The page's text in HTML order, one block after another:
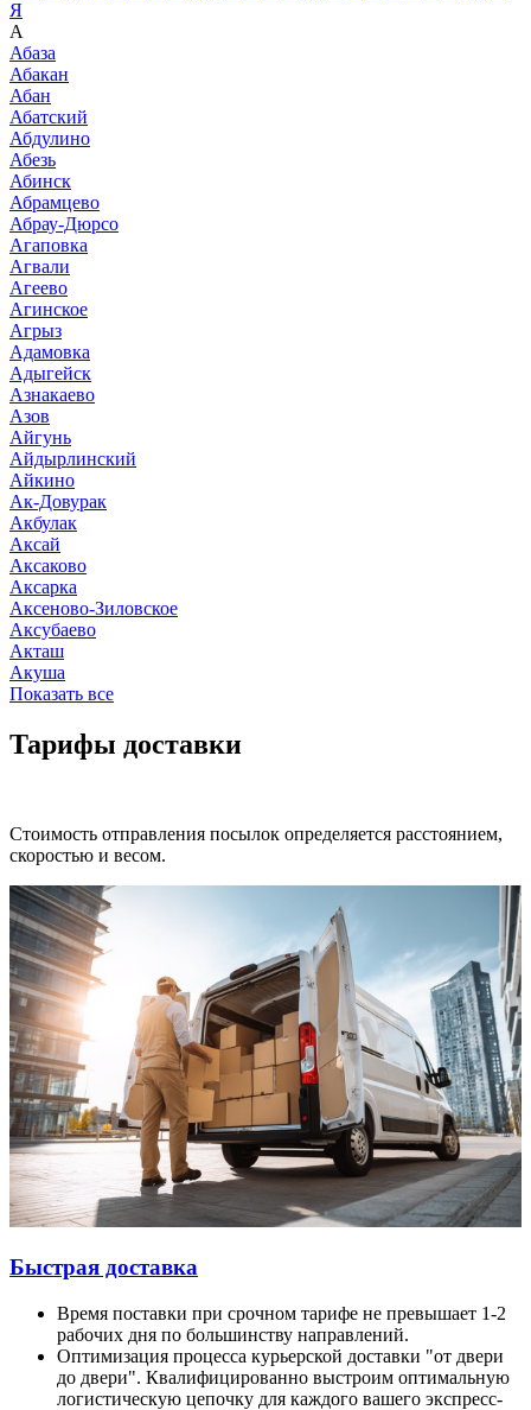
Я
А
Абаза
Абакан
Абан
Абатский
Абдулино
Абезь
Абинск
Абрамцево
Абрау-Дюрсо
Агаповка
Агвали
Агеево
Агинское
Агрыз
Адамовка
Адыгейск
Азнакаево
Азов
Айгунь
Айдырлинский
Айкино
Ак-Довурак
Акбулак
Аксай
Аксаково
Аксарка
Аксеново-Зиловское
Аксубаево
Акташ
Акуша
Показать все
Тарифы доставки
Стоимость отправления посылок определяется расстоянием,
скоростью и весом.
Быстрая доставка
Время поставки при срочном тарифе не превышает 1-2
рабочих дня по большинству направлений.
Оптимизация процесса курьерской доставки "от двери
до двери". Квалифицированно выстроим оптимальную
логистическую цепочку для каждого вашего экспресс-